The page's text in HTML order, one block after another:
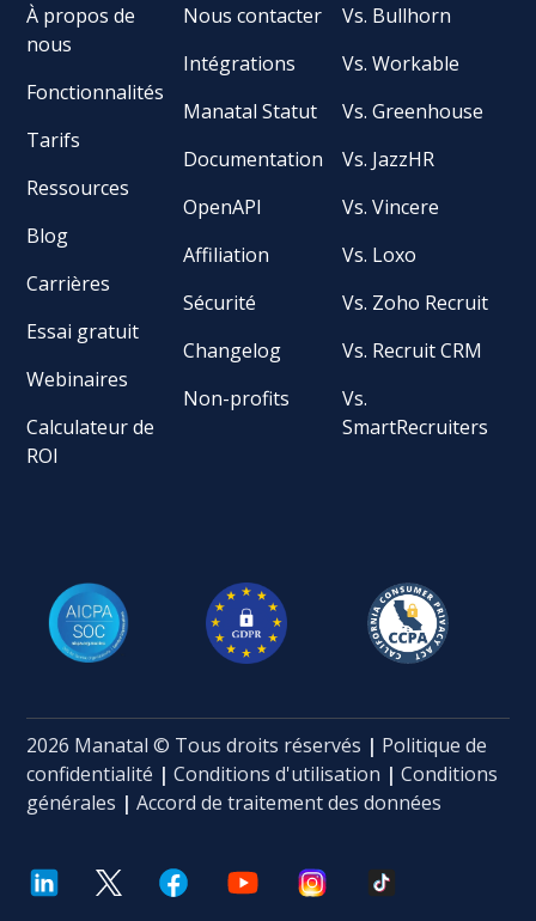
À propos de
nous
Fonctionnalités
Tarifs
Ressources
Blog
Carrières
Essai gratuit
Webinaires
Calculateur de
ROI
Nous contacter
Intégrations
Manatal Statut
Documentation
OpenAPI
Affiliation
Sécurité
Changelog
Non-profits
Vs. Bullhorn
Vs. Workable
Vs. Greenhouse
Vs. JazzHR
Vs. Vincere
Vs. Loxo
Vs. Zoho Recruit
Vs. Recruit CRM
Vs.
SmartRecruiters
2026 Manatal © Tous droits réservés | Politique de
confidentialité |Conditions d'utilisation | Conditions
générales | Accord de traitement des données